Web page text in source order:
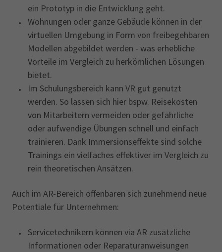
ein Prototyp in die Entwicklung geht.
Wohnungen oder ganze Gebäude können in der
virtuellen Umgebung in Form von freibegehbaren
Modellen abgebildet werden - was erhebliche
Vorteile im Vergleich zu herkömlichen Lösungen
bietet.
Im Schulungsbereich kann VR gut genutzt
werden. So lassen sich hier bspw. Reisekosten
von Mitarbeitern vermeiden oder gefährliche
oder aufwendige Übungen schnell und einfach
trainieren. Dank Immersionseffekte sind solche
Trainings ein vielfaches effektiver im Vergleich zu
rein theoretischen Ansätzen.
Auch im AR-Bereich offenbaren sich zunehmend neue
Potentiale für Unternehmen:
Servicetechnikern können via AR zusätzliche
Informationen oder Reparaturanweisungen